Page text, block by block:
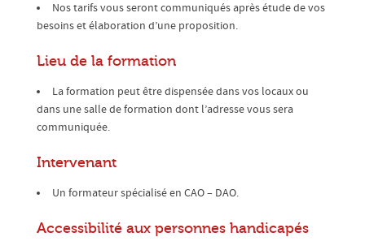
Nos tarifs vous seront communiqués après étude de vos
besoins et élaboration d’une proposition.
Lieu de la formation
La formation peut être dispensée dans vos locaux ou
dans une salle de formation dont l’adresse vous sera
communiquée.
Intervenant
Un formateur spécialisé en CAO – DAO.
Accessibilité aux personnes handicapés